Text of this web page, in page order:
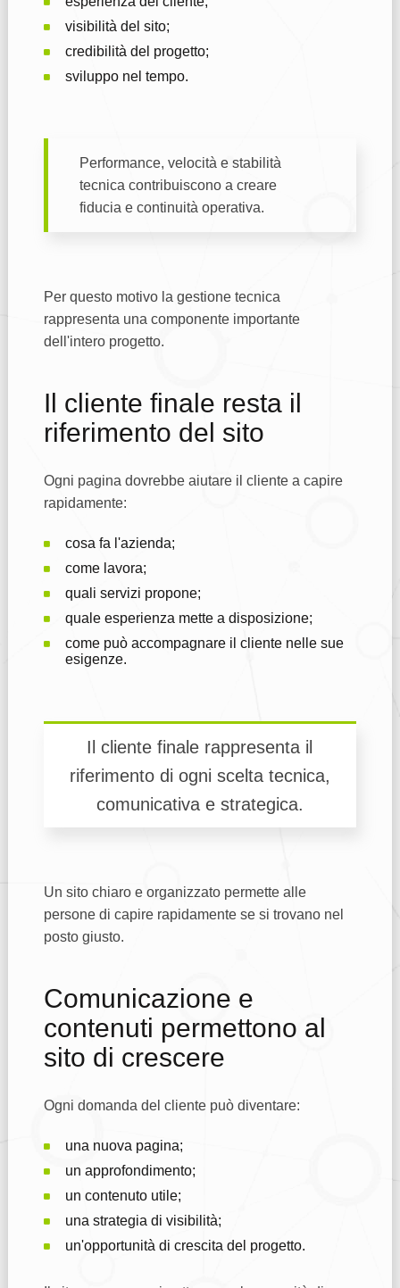
visibilità del sito;
credibilità del progetto;
sviluppo nel tempo.
Performance, velocità e stabilità
tecnica contribuiscono a creare
fiducia e continuità operativa.
Per questo motivo la gestione tecnica
rappresenta una componente importante
dell'intero progetto.
Il cliente finale resta il
riferimento del sito
Ogni pagina dovrebbe aiutare il cliente a capire
rapidamente:
cosa fa l'azienda;
come lavora;
quali servizi propone;
quale esperienza mette a disposizione;
come può accompagnare il cliente nelle sue
esigenze.
Il cliente finale rappresenta il
riferimento di ogni scelta tecnica,
comunicativa e strategica.
Un sito chiaro e organizzato permette alle
persone di capire rapidamente se si trovano nel
posto giusto.
Comunicazione e
contenuti permettono al
sito di crescere
Ogni domanda del cliente può diventare:
una nuova pagina;
un approfondimento;
un contenuto utile;
una strategia di visibilità;
un'opportunità di crescita del progetto.